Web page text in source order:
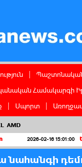
Համակարգի
Սպորտ
AMD
16 15:01:00 Երբ
նահանգի